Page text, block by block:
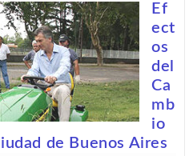
Ef
ect
os
del
Ca
mb
io
de Buenos Aires